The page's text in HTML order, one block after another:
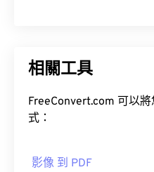
相關工具
FreeConvert.com 可以
式：
影像 到 PDF